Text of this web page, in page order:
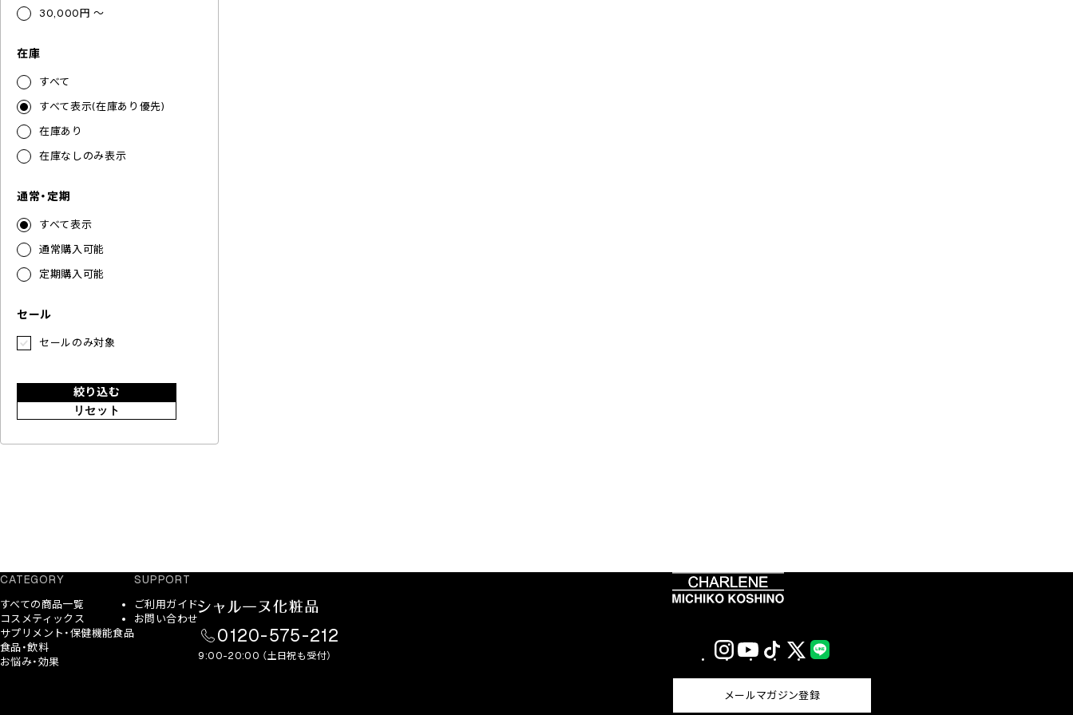
30,000円 ～
在庫
すべて
すべて表示(在庫あり優先)
在庫あり
在庫なしのみ表示
通常・定期
すべて表示
通常購入可能
定期購入可能
セール
セールのみ対象
絞り込む
リセット
CATEGORY
すべての商品一覧
コスメティックス
サプリメント・保健機能食品
食品・飲料
お悩み・効果
SUPPORT
ご利用ガイド
お問い合わせ
0120-575-212
9:00-20:00 （土日祝も受付）
InstagramYouTubeTikTok X
(Twitter)
メールマガジン登録